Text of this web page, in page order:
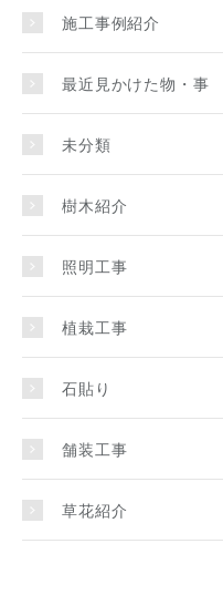
施工事例紹介
最近見かけた物・事
未分類
樹木紹介
照明工事
植栽工事
石貼り
舗装工事
草花紹介